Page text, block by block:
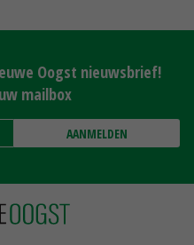
Oogst nieuwsbrief!
mailbox
AANMELDEN